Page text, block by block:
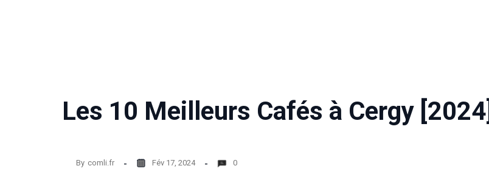
Les 10 Meilleurs Cafés à Cergy [2024]
By comli.fr Fév 17, 2024 0